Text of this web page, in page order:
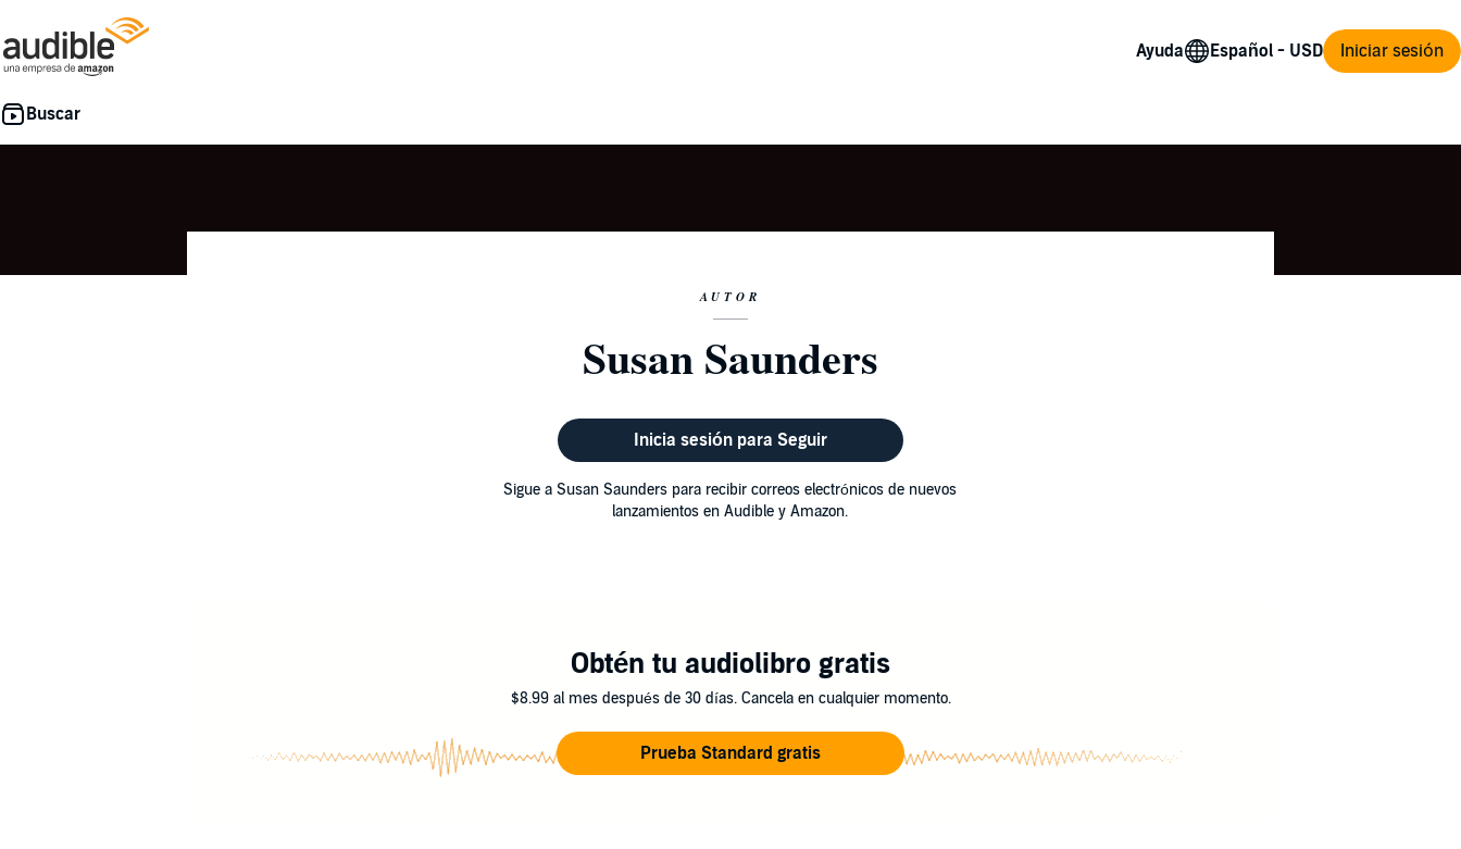
Ayuda Iniciar sesión
AUTOR
Susan Saunders
Inicia sesión para Seguir
Sigue a Susan Saunders para recibir correos electrónicos de nuevos
lanzamientos en Audible y Amazon.
Obtén tu audiolibro gratis
$8.99 al mes después de 30 días. Cancela en cualquier momento.
Prueba Standard gratis